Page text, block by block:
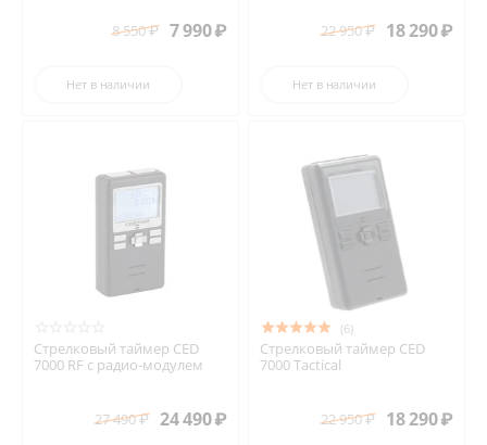
8 550₽ 7 990₽
Нет в наличии
22 950₽ 18 290₽
Нет в наличии
Стрелковый таймер CED
7000 RF с радио-модулем
27 490₽ 24 490₽
(6)
Стрелковый таймер CED
7000 Tactical
22 950₽ 18 290₽